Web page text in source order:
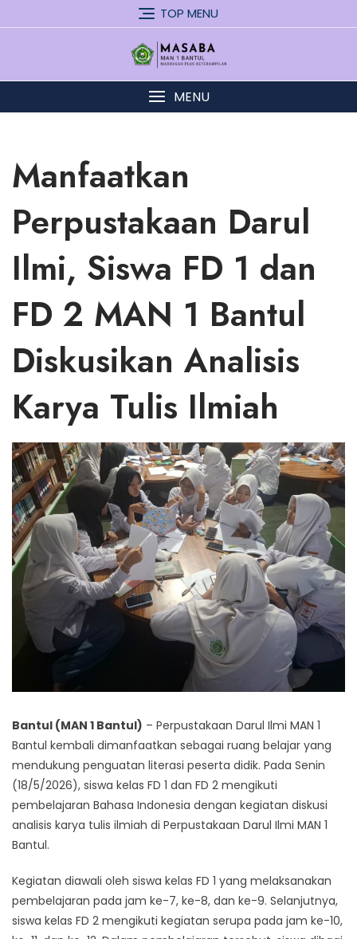
to
TOP MENU
MENU
Manfaatkan
Perpustakaan Darul
Ilmi, Siswa FD 1 dan
FD 2 MAN 1 Bantul
Diskusikan Analisis
Karya Tulis Ilmiah
Bantul (MAN 1 Bantul) – Perpustakaan Darul Ilmi MAN 1
Bantul kembali dimanfaatkan sebagai ruang belajar yang
mendukung penguatan literasi peserta didik. Pada Senin
(18/5/2026), siswa kelas FD 1 dan FD 2 mengikuti
pembelajaran Bahasa Indonesia dengan kegiatan diskusi
analisis karya tulis ilmiah di Perpustakaan Darul Ilmi MAN 1
Bantul.
Kegiatan diawali oleh siswa kelas FD 1 yang melaksanakan
pembelajaran pada jam ke-7, ke-8, dan ke-9. Selanjutnya,
siswa kelas FD 2 mengikuti kegiatan serupa pada jam ke-10,